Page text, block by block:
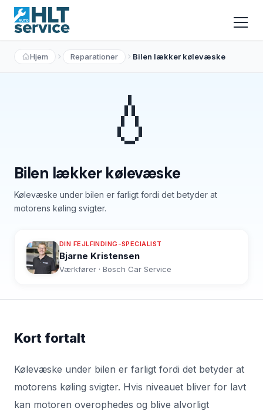
Hjem Reparationer Bilen lækker kølevæske
Bilen lækker kølevæske
Kølevæske under bilen er farligt fordi det betyder at
motorens køling svigter.
DIN FEJLFINDING-SPECIALIST
Bjarne Kristensen
Værkfører · Bosch Car Service
💧
Kort fortalt
Kølevæske under bilen er farligt fordi det betyder at
motorens køling svigter. Hvis niveauet bliver for lavt
kan motoren overophedes og blive alvorligt